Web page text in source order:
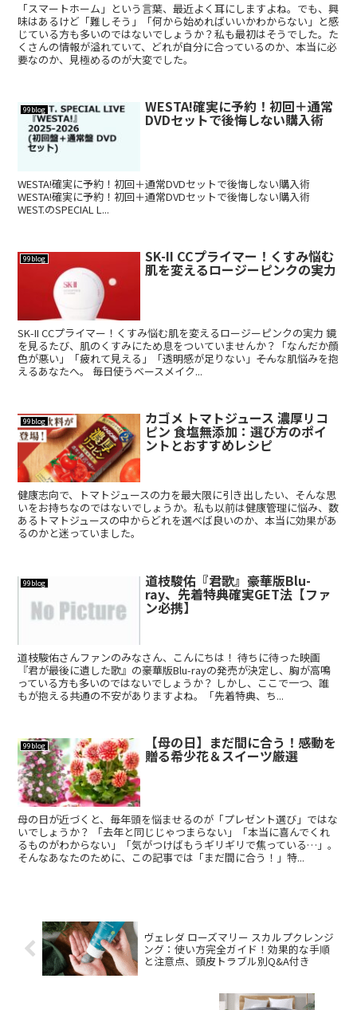
「スマートホーム」という言葉、最近よく耳にしますよね。でも、興
味はあるけど「難しそう」「何から始めればいいかわからない」と感
じている方も多いのではないでしょうか？私も最初はそうでした。た
くさんの情報が溢れていて、どれが自分に合っているのか、本当に必
要なのか、見極めるのが大変でした。
99blog WESTA!確実に予約！初回＋通常
DVDセットで後悔しない購入術
WESTA!確実に予約！初回＋通常DVDセットで後悔しない購入術
WESTA!確実に予約！初回＋通常DVDセットで後悔しない購入術
WEST.のSPECIAL L...
99blog SK-II CCプライマー！くすみ悩む
肌を変えるロージーピンクの実力
SK-II CCプライマー！くすみ悩む肌を変えるロージーピンクの実力 鏡
を見るたび、肌のくすみにため息をついていませんか？「なんだか顔
色が悪い」「疲れて見える」「透明感が足りない」――そんな肌悩みを抱
えるあなたへ。 毎日使うベースメイク...
99blog カゴメ トマトジュース 濃厚リコ
ピン 食塩無添加：選び方のポイ
ントとおすすめレシピ
健康志向で、トマトジュースの力を最大限に引き出したい、そんな思
いをお持ちなのではないでしょうか。私も以前は健康管理に悩み、数
あるトマトジュースの中からどれを選べば良いのか、本当に効果があ
るのかと迷っていました。
99blog 道枝駿佑『君歌』豪華版Blu-
ray、先着特典確実GET法【ファ
ン必携】
道枝駿佑さんファンのみなさん、こんにちは！ 待ちに待った映画
『君が最後に遺した歌』の豪華版Blu-rayの発売が決定し、胸が高鳴
っている方も多いのではないでしょうか？ しかし、ここで一つ、誰
もが抱える共通の不安がありますよね。「先着特典、ち...
99blog 【母の日】まだ間に合う！感動を
贈る希少花＆スイーツ厳選
母の日が近づくと、毎年頭を悩ませるのが「プレゼント選び」ではな
いでしょうか？ 「去年と同じじゃつまらない」「本当に喜んでくれ
るものがわからない」「気がつけばもうギリギリで焦っている…」。
そんなあなたのために、この記事では「まだ間に合う！」特...
ヴェレダ ローズマリー スカルプクレンジ
ング：使い方完全ガイド！効果的な手順
と注意点、頭皮トラブル別Q&A付き